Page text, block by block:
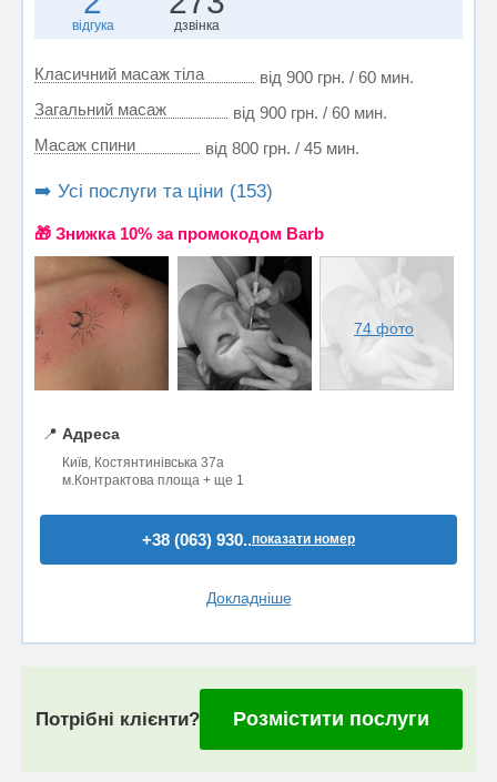
відгука дзвінка
Класичний масаж тіла
від 900 грн. / 60 мин.
Загальний масаж
від 900 грн. / 60 мин.
Масаж спини
від 800 грн. / 45 мин.
➡️ Усі послуги та ціни (153)
🎁 Знижка 10% за промокодом Barb
74 фото
📍 Адреса
Київ, Костянтинівська 37а
м.Контрактова площа + ще 1
+38 (063) 930..показати номер
Докладніше
Потрібні клієнти? Розмістити послуги